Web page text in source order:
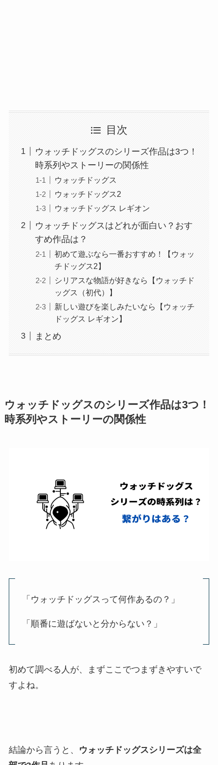
目次
ウォッチドッグスのシリーズ作品は3つ！
時系列やストーリーの関係性
ウォッチドッグス
ウォッチドッグス2
ウォッチドッグス レギオン
ウォッチドッグスはどれが面白い？おす
すめ作品は？
初めて遊ぶなら一番おすすめ！【ウォッ
チドッグス2】
シリアスな物語が好きなら【ウォッチド
ッグス（初代）】
新しい遊びを楽しみたいなら【ウォッチ
ドッグス レギオン】
まとめ
ウォッチドッグスのシリーズ作品は3つ！
時系列やストーリーの関係性
「ウォッチドッグスって何作あるの？」
「順番に遊ばないと分からない？」
初めて調べる人が、まずここでつまずきやすいで
すよね。
結論から言うと、
ウォッチドッグスシリーズは全